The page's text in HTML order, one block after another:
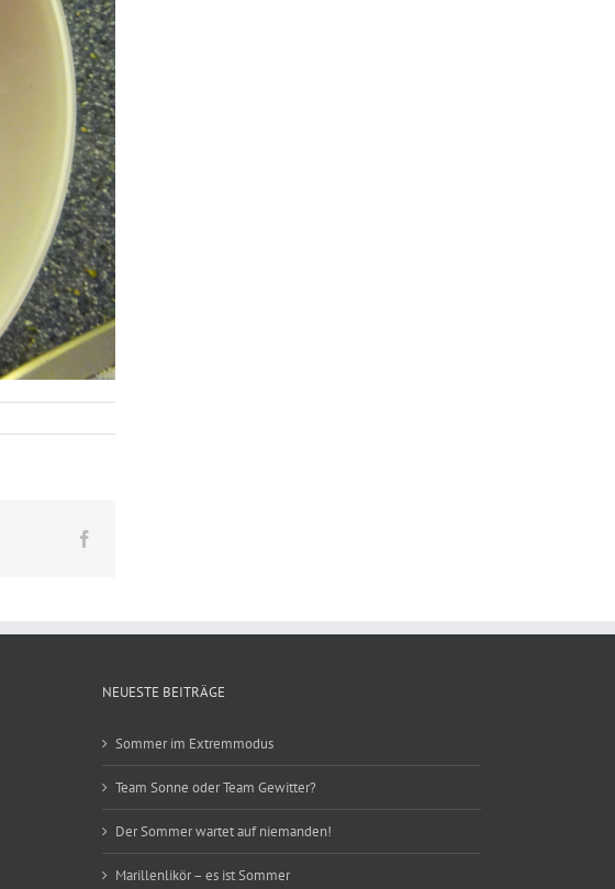
NEUESTE BEITRÄGE
Sommer im Extremmodus
Team Sonne oder Team Gewitter?
Der Sommer wartet auf niemanden!
Marillenlikör – es ist Sommer